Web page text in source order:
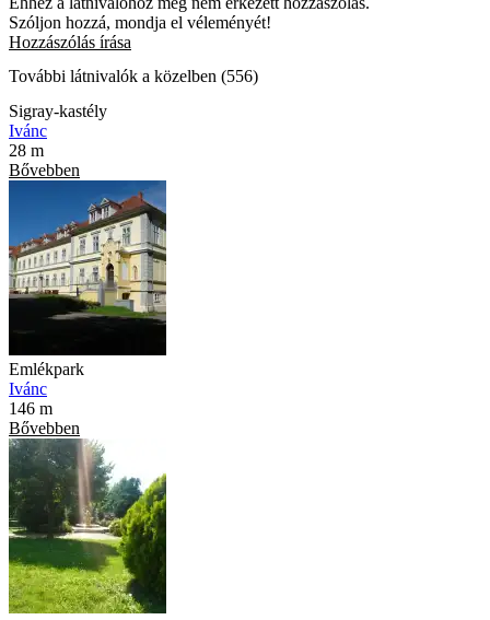
Szóljon hozzá, mondja el véleményét!
Hozzászólás írása
További látnivalók a közelben (556)
Sigray-kastély
Ivánc
28 m
Bővebben
Emlékpark
Ivánc
146 m
Bővebben